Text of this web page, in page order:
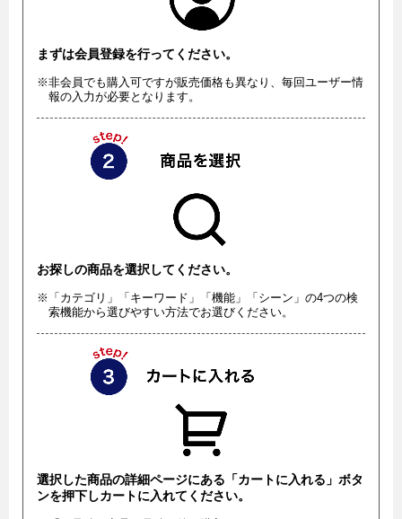
まずは会員登録を行ってください。
※非会員でも購入可ですが販売価格も異なり、毎回ユーザー情
報の入力が必要となります。
お探しの商品を選択してください。
※「カテゴリ」「キーワード」「機能」「シーン」の4つの検
索機能から選びやすい方法でお選びください。
選択した商品の詳細ページにある「カートに入れる」ボタ
ンを押下しカートに入れてください。